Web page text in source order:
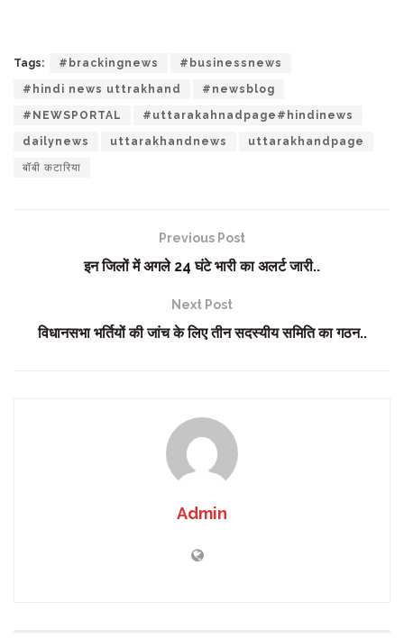
Tags: #brackingnews #businessnews
#hindi news uttrakhand #newsblog
#NEWSPORTAL #uttarakahnadpage#hindinews
dailynews uttarakhandnews uttarakhandpage
बॉबी कटारिया
Previous Post
इन जिलों में अगले 24 घंटे भारी का अलर्ट जारी..
Next Post
विधानसभा भर्तियों की जांच के लिए तीन सदस्यीय समिति का गठन..
Admin